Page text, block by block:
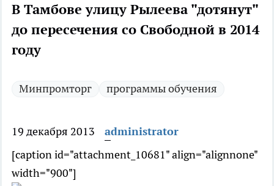
В Тамбове улицу Рылеева "дотянут"
до пересечения со Свободной в 2014
году
Минпромторг программы обучения
19 декабря 2013
administrator
[caption id="attachment_10681" align="alignnone"
width="900"]